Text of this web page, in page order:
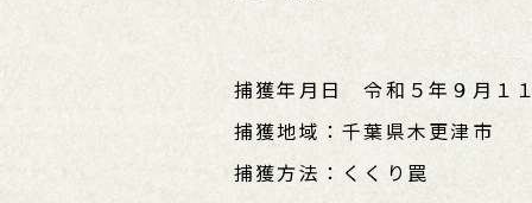
捕獲年月日 令和５年９月１
捕獲地域：千葉県木更津市
捕獲方法：くくり罠